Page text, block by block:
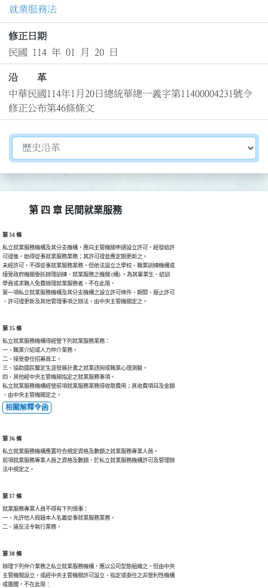
就業服務法
修正日期
民國 114 年 01 月 20 日
沿 革
中華民國114年1月20日總統華總一義字第11400004231號令
修正公布第46條條文
切換選擇法規資訊內容
第 四 章 民間就業服務
第 34 條
私立就業服務機構及其分支機構，應向主管機關申請設立許可，經發給許
可證後，始得從事就業服務業務；其許可證並應定期更新之。
未經許可，不得從事就業服務業務。但依法設立之學校、職業訓練機構或
接受政府機關委託辦理訓練、就業服務之機關 (構) ，為其畢業生、結訓
學員或求職人免費辦理就業服務者，不在此限。
第一項私立就業服務機構及其分支機構之設立許可條件、期間、廢止許可
、許可證更新及其他管理事項之辦法，由中央主管機關定之。
第 35 條
私立就業服務機構得經營下列就業服務業務：
一、職業介紹或人力仲介業務。
二、接受委任招募員工。
三、協助國民釐定生涯發展計畫之就業諮詢或職業心理測驗。
四、其他經中央主管機關指定之就業服務事項。
私立就業服務機構經營前項就業服務業務得收取費用；其收費項目及金額
，由中央主管機關定之。
相關解釋令函
第 36 條
私立就業服務機構應置符合規定資格及數額之就業服務專業人員。
前項就業服務專業人員之資格及數額，於私立就業服務機構許可及管理辦
法中規定之。
第 37 條
就業服務專業人員不得有下列情事：
一、允許他人假藉本人名義從事就業服務業務。
二、違反法令執行業務。
第 38 條
辦理下列仲介業務之私立就業服務機構，應以公司型態組織之。但由中央
主管機關設立，或經中央主管機關許可設立、指定或委任之非營利性機構
或團體，不在此限：